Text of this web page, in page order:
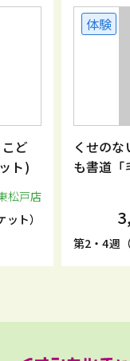
ど
ト)
松戸店
ト）
体験
くせの
も書道
第2・4週